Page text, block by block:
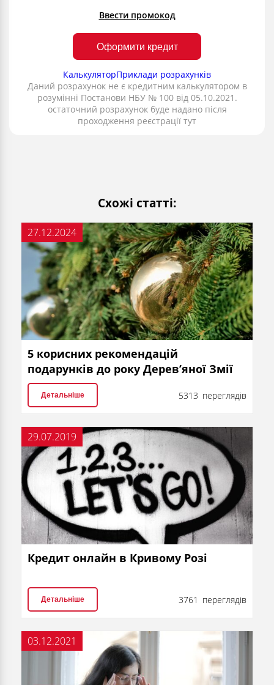
Ввести промокод
Оформити кредит
КалькуляторПриклади розрахунків
Даний розрахунок не є кредитним калькулятором в
розумінні Постанови НБУ № 100 від 05.10.2021.
остаточний розрахунок буде надано після
проходження реєстрації тут
Схожі статті:
27.12.2024
5 корисних рекомендацій
подарунків до року Дерев’яної Змії
Детальніше 5313 переглядів
29.07.2019
Кредит онлайн в Кривому Розі
Детальніше 3761 переглядів
03.12.2021